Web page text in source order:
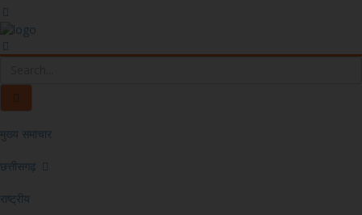
मुख्य समाचार
छत्तीसगढ़
राष्ट्रीय